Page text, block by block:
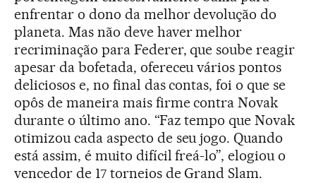
enfrentar o dono da melhor devolução do
planeta. Mas não deve haver melhor
recriminação para Federer, que soube reagir
apesar da bofetada, ofereceu vários pontos
deliciosos e, no final das contas, foi o que se
opôs de maneira mais firme contra Novak
durante o último ano. “Faz tempo que Novak
otimizou cada aspecto de seu jogo. Quando
está assim, é muito difícil freá-lo”, elogiou o
vencedor de 17 torneios de Grand Slam.